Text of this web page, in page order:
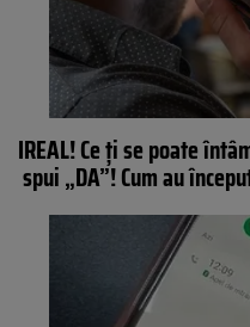
IREAL! Ce ți se poate
spui „DA”! Cum au